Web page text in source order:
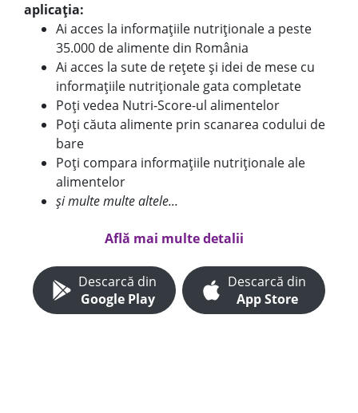
aplicația:
Ai acces la informațiile nutriționale a peste
35.000 de alimente din România
Ai acces la sute de rețete și idei de mese cu
informațiile nutriționale gata completate
Poți vedea Nutri-Score-ul alimentelor
Poți căuta alimente prin scanarea codului de
bare
Poți compara informațiile nutriționale ale
alimentelor
și multe multe altele...
Află mai multe detalii
Descarcă din
Google Play
Descarcă din
App Store